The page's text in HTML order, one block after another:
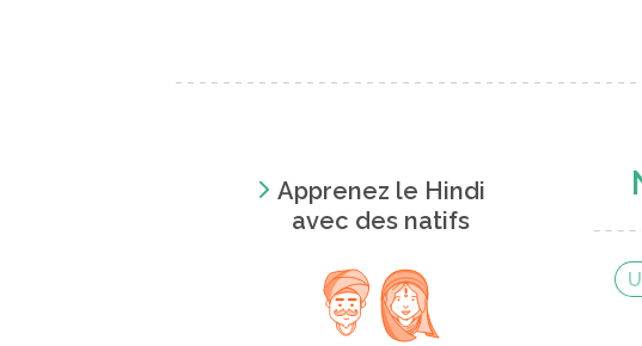
Apprenez le Hindi
avec des natifs